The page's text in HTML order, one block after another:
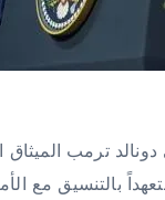
دونالد ترمب
بالتنسيق مع